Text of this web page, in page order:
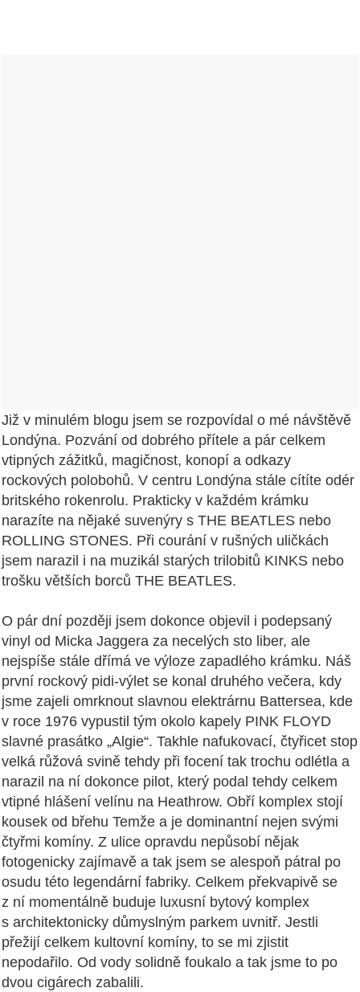
Již v minulém blogu jsem se rozpovídal o mé návštěvě
Londýna. Pozvání od dobrého přítele a pár celkem
vtipných zážitků, magičnost, konopí a odkazy
rockových polobohů. V centru Londýna stále cítíte odér
britského rokenrolu. Prakticky v každém krámku
narazíte na nějaké suvenýry s THE BEATLES nebo
ROLLING STONES. Při courání v rušných uličkách
jsem narazil i na muzikál starých trilobitů KINKS nebo
trošku větších borců THE BEATLES.
O pár dní později jsem dokonce objevil i podepsaný
vinyl od Micka Jaggera za necelých sto liber, ale
nejspíše stále dřímá ve výloze zapadlého krámku. Náš
první rockový pidi-výlet se konal druhého večera, kdy
jsme zajeli omrknout slavnou elektrárnu Battersea, kde
v roce 1976 vypustil tým okolo kapely PINK FLOYD
slavné prasátko „Algie“. Takhle nafukovací, čtyřicet stop
velká růžová svině tehdy při focení tak trochu odlétla a
narazil na ní dokonce pilot, který podal tehdy celkem
vtipné hlášení velínu na Heathrow. Obří komplex stojí
kousek od břehu Temže a je dominantní nejen svými
čtyřmi komíny. Z ulice opravdu nepůsobí nějak
fotogenicky zajímavě a tak jsem se alespoň pátral po
osudu této legendární fabriky. Celkem překvapivě se
z ní momentálně buduje luxusní bytový komplex
s architektonicky důmyslným parkem uvnitř. Jestli
přežijí celkem kultovní komíny, to se mi zjistit
nepodařilo. Od vody solidně foukalo a tak jsme to po
dvou cigárech zabalili.